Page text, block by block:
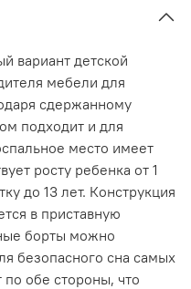
вариант детской
мебели для
сдержанному
подходит и для
место имеет
росту ребенка от 1
до 13 лет. Конструкция
в приставную
борты можно
безопасного сна самых
обе стороны, что